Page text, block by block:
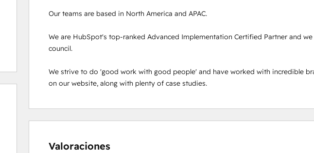
Our teams are based in North America and APAC.
We are HubSpot's top-ranked Advanced Implementation Certified Partner and
council.
We strive to do 'good work with good people' and have worked with incredible
on our website, along with plenty of case studies.
Valoraciones